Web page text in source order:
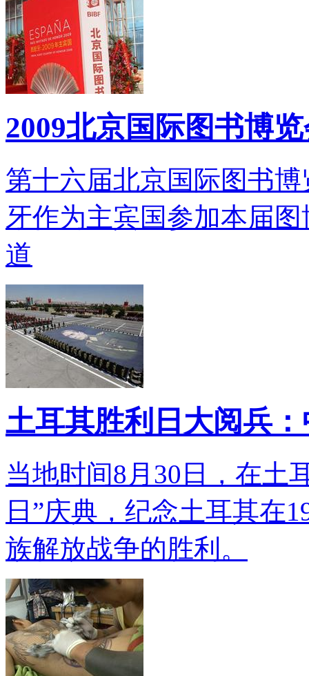
2009北京国际图书博
第十六届北京国际图书
牙作为主宾国参加本届
道
土耳其胜利日大阅兵
当地时间8月30日，在土
日”庆典，纪念土耳其在
族解放战争的胜利。